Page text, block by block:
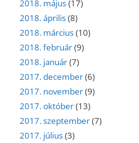
2018. május(17)
2018. április(8)
2018. március(10)
2018. február(9)
2018. január(7)
2017. december(6)
2017. november(9)
2017. október(13)
2017. szeptember(7)
2017. július(3)